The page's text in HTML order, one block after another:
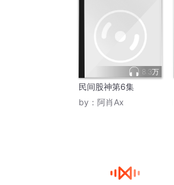
8.3万
民间股神第6集
by： 阿肖Ax